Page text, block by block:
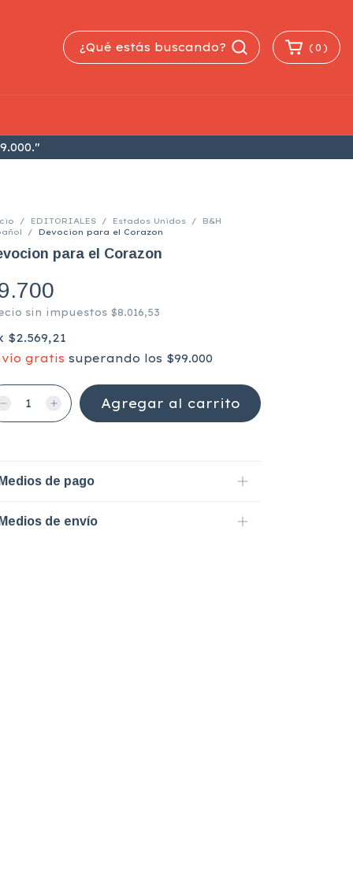
( 0 )
/ EDITORIALES / Estados Unidos /
B&H
/ Devocion para el Corazon
para el Corazon
sin impuestos $8.016,53
$2.569,21
gratis superando los $99.000
de pago
de envío